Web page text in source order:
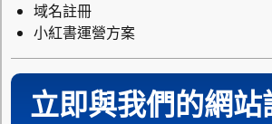
域名註冊
小紅書運營方案
立即與我們的網